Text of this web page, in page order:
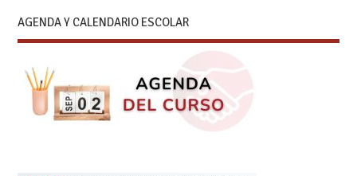
AGENDA Y CALENDARIO ESCOLAR